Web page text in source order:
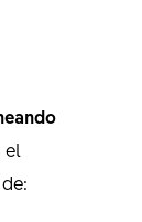
el